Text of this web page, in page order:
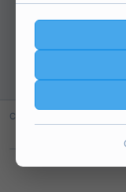
Сообщения